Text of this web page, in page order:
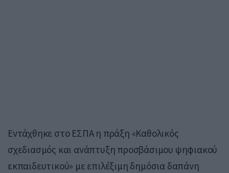
Εντάχθηκε στο ΕΣΠΑ η πράξη «Καθολικός
σχεδιασμός και ανάπτυξη προσβάσιμου ψηφιακού
εκπαιδευτικού» με επιλέξιμη δημόσια δαπάνη